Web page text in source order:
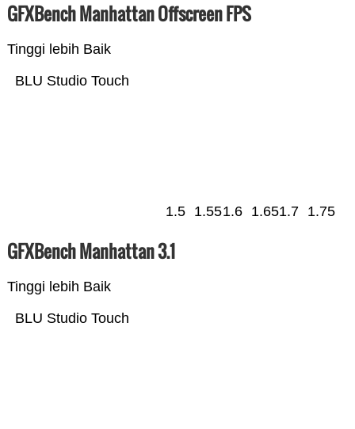
GFXBench Manhattan Offscreen FPS
Tinggi lebih Baik
BLU Studio Touch
1.5 1.551.6 1.651.7 1.75
GFXBench Manhattan 3.1
Tinggi lebih Baik
BLU Studio Touch